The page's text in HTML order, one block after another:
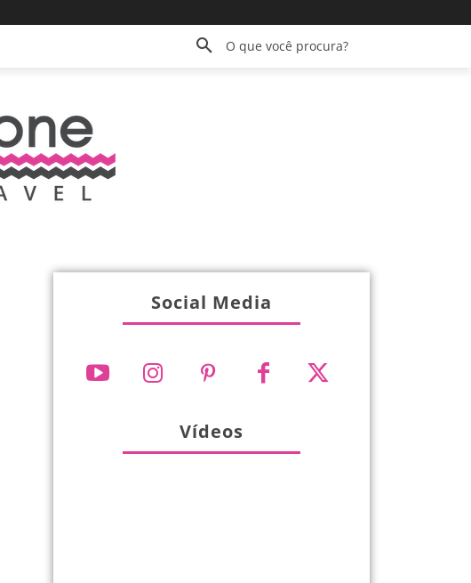
O que você procura?
Social Media
Vídeos